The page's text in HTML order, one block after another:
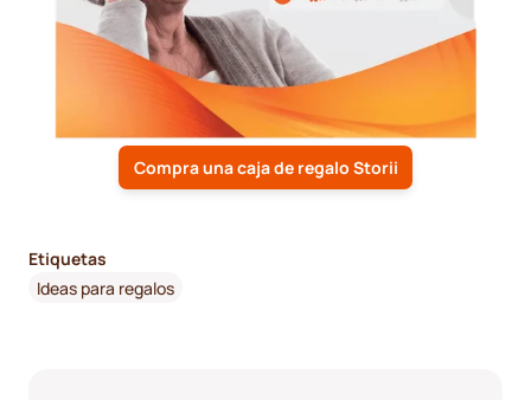
Compra una caja de regalo Storii
Etiquetas
Ideas para regalos